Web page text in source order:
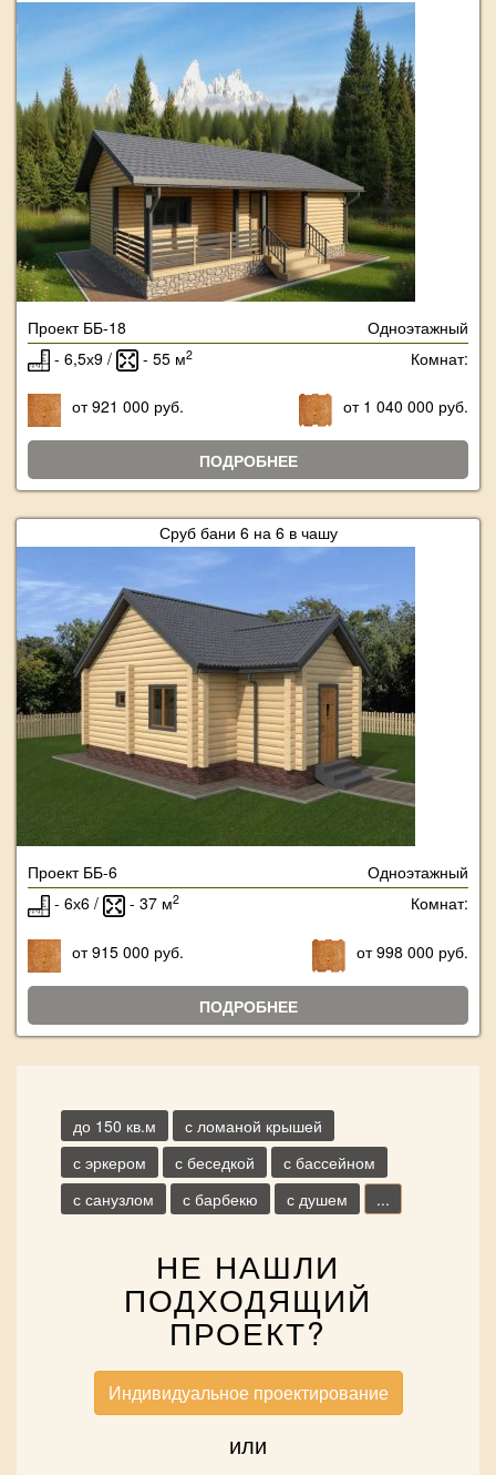
Проект ББ-18
Одноэтажный
- 6,5х9 /
- 55 м2 Комнат:
от 921 000 руб. от 1 040 000 руб.
ПОДРОБНЕЕ
Сруб бани 6 на 6 в чашу
Проект ББ-6
Одноэтажный
- 6х6 /
- 37 м2 Комнат:
от 915 000 руб. от 998 000 руб.
ПОДРОБНЕЕ
до 150 кв.м
с ломаной крышей
с эркером
с беседкой
с бассейном
с санузлом
с барбекю с душем ...
НЕ НАШЛИ
ПОДХОДЯЩИЙ
ПРОЕКТ?
Индивидуальное проектирование
или